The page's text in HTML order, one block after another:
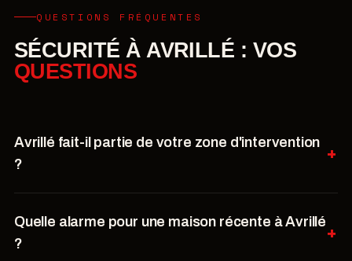
QUESTIONS FRÉQUENTES
SÉCURITÉ À AVRILLÉ : VOS
QUESTIONS
Avrillé fait-il partie de votre zone d'intervention
?
Quelle alarme pour une maison récente à Avrillé
?